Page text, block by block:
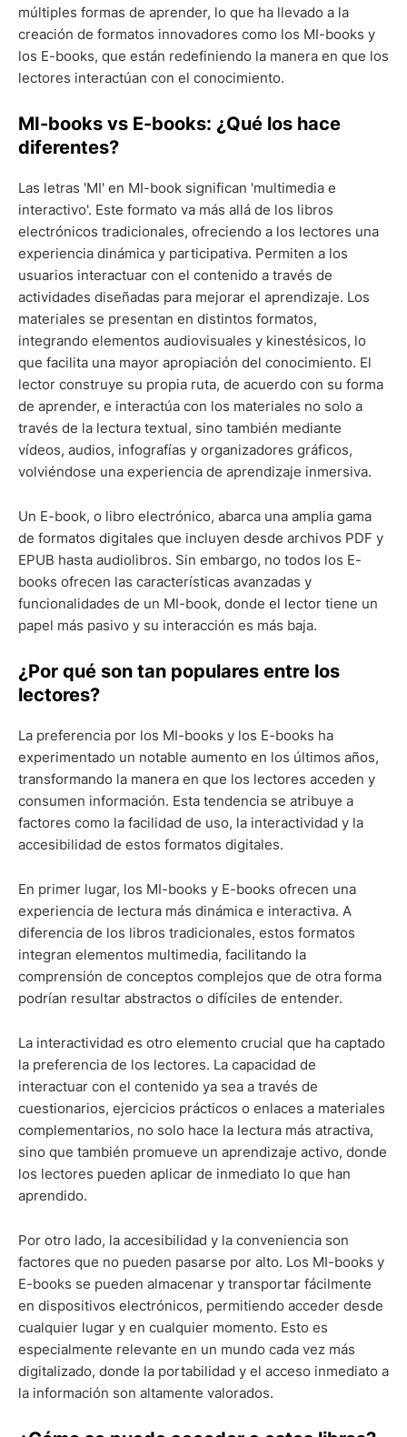
múltiples formas de aprender, lo que ha llevado a la
creación de formatos innovadores como los MI-books y
los E-books, que están redefiniendo la manera en que los
lectores interactúan con el conocimiento.
MI-books vs E-books: ¿Qué los hace
diferentes?
Las letras 'MI' en MI-book significan 'multimedia e
interactivo'. Este formato va más allá de los libros
electrónicos tradicionales, ofreciendo a los lectores una
experiencia dinámica y participativa. Permiten a los
usuarios interactuar con el contenido a través de
actividades diseñadas para mejorar el aprendizaje. Los
materiales se presentan en distintos formatos,
integrando elementos audiovisuales y kinestésicos, lo
que facilita una mayor apropiación del conocimiento. El
lector construye su propia ruta, de acuerdo con su forma
de aprender, e interactúa con los materiales no solo a
través de la lectura textual, sino también mediante
vídeos, audios, infografías y organizadores gráficos,
volviéndose una experiencia de aprendizaje inmersiva.
Un E-book, o libro electrónico, abarca una amplia gama
de formatos digitales que incluyen desde archivos PDF y
EPUB hasta audiolibros. Sin embargo, no todos los E-
books ofrecen las características avanzadas y
funcionalidades de un MI-book, donde el lector tiene un
papel más pasivo y su interacción es más baja.
¿Por qué son tan populares entre los
lectores?
La preferencia por los MI-books y los E-books ha
experimentado un notable aumento en los últimos años,
transformando la manera en que los lectores acceden y
consumen información. Esta tendencia se atribuye a
factores como la facilidad de uso, la interactividad y la
accesibilidad de estos formatos digitales.
En primer lugar, los MI-books y E-books ofrecen una
experiencia de lectura más dinámica e interactiva. A
diferencia de los libros tradicionales, estos formatos
integran elementos multimedia, facilitando la
comprensión de conceptos complejos que de otra forma
podrían resultar abstractos o difíciles de entender.
La interactividad es otro elemento crucial que ha captado
la preferencia de los lectores. La capacidad de
interactuar con el contenido ya sea a través de
cuestionarios, ejercicios prácticos o enlaces a materiales
complementarios, no solo hace la lectura más atractiva,
sino que también promueve un aprendizaje activo, donde
los lectores pueden aplicar de inmediato lo que han
aprendido.
Por otro lado, la accesibilidad y la conveniencia son
factores que no pueden pasarse por alto. Los MI-books y
E-books se pueden almacenar y transportar fácilmente
en dispositivos electrónicos, permitiendo acceder desde
cualquier lugar y en cualquier momento. Esto es
especialmente relevante en un mundo cada vez más
digitalizado, donde la portabilidad y el acceso inmediato a
la información son altamente valorados.